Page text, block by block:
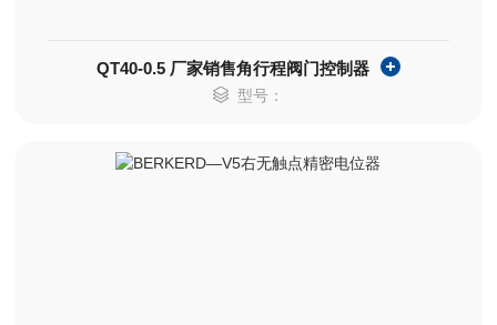
QT40-0.5 厂家销售角行程阀门控制器
型号：